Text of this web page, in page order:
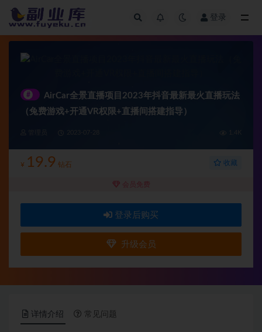
登录
#
AirCar全景直播项目2023年抖音最新最火直播玩法
（兔费游戏+开通VR权限+直播间搭建指导）
¥ 19.9 钻石 收藏
会员免费
登录后购买
升级会员
详情介绍 常见问题